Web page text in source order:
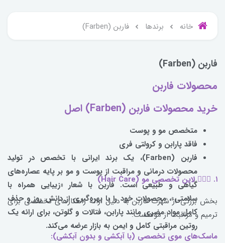
خانه برندها فاربن (Farben)
فاربن (Farben)
محصولات فاربن
خرید محصولات فاربن (Farben) اصل
متخصص مو و پوست
فاقد پارابن و کرولتی فری
فاربن (Farben)، یک برند ایرانی با تخصص در تولید
محصولات درمانی و مراقبت از پوست و مو بر پایه عصاره‌های
گیاهی و طبیعی است. فاربن با شعار «زیبایی همراه با
سلامتی»، محصولات خود را با بهره‌گیری از دانش روز و حذف
کامل مواد مضری مانند پارابن، فتالات و گلوتن، برای ارائه یک
روتین مراقبتی کامل و ایمن به بازار عرضه می‌کند.
۱. 💇🏻‍♀️ لاین تخصصی مو (Hair Care)
بخش بزرگی از شهرت فاربن به دلیل ارائه راهکارهای تخصصی برای
ترمیم و مراقبت از موهاست:
ماسک‌های موی تخصصی (با آبکشی و بدون آبکشی):